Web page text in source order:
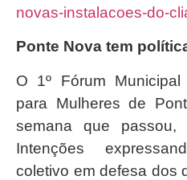
novas-instalacoes-do-
Ponte Nova tem
O 1º Fórum
para Mulheres de
semana que
Intenções
coletivo em defesa dos